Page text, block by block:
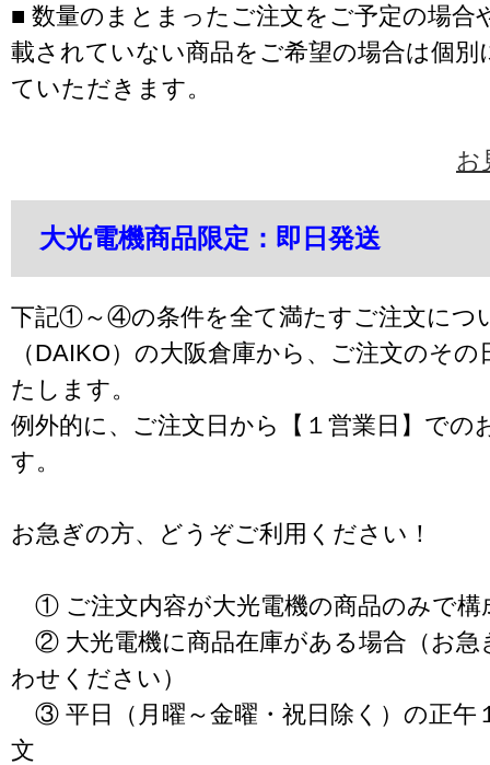
■ 数量のまとまったご注文をご予定の場合
載されていない商品をご希望の場合は個別
ていただきます。
お
大光電機商品限定：即日発送
下記①～④の条件を全て満たすご注文につ
（DAIKO）の大阪倉庫から、ご注文のそ
たします。
例外的に、ご注文日から【１営業日】での
す。
お急ぎの方、どうぞご利用ください！
① ご注文内容が大光電機の商品のみで構
② 大光電機に商品在庫がある場合（お急
わせください）
③ 平日（月曜～金曜・祝日除く）の正午
文